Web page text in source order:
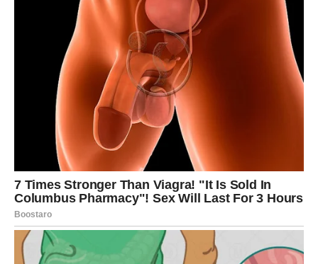
Posebno će sreće imati Blizanci koji planiraju pokrenuti
nešto svoje ili već dugo razmišljaju o velikoj promjeni.
JEDNA OSOBA DONOSI VAM
SREĆU I NOVE PRILIKE
Zvijezde pokazuju da u vašem životu postoji osoba koja bi
vam mogla pomoći više nego što trenutno mislite.
Moguće je da će upravo zahvaljujući jednom razgovoru,
savjetu ili kontaktu pred vas doći prilika koja će vam
otvoriti vrata mnogo bolje budućnosti.